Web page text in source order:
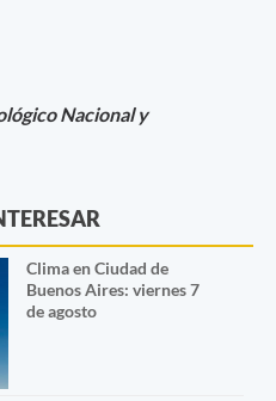
Nacional y
Clima en Ciudad de
Buenos Aires: viernes 7
de agosto